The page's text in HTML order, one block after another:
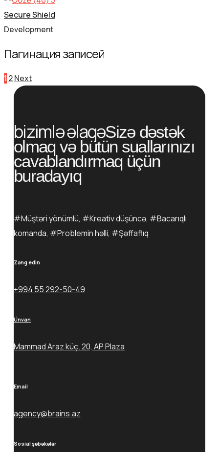
Secure Shield
Development
Пагинация записей
1 2Next
bizimlə əlaqəSizə dəstək
olmaq və bütün suallarınızı
cavablandırmaq üçün
buradayıq
#Müştəri yönümlü, #Kreativ düşüncə, #Bacarıqlı
komanda, #Problemin həlli, #Şəffaflıq
Zəng edin
+994 55 292-50-49
Ünvan
Mammad Araz küç. 20, AP Plaza
Email
agency@brains.az
Sosial şəbəkələr